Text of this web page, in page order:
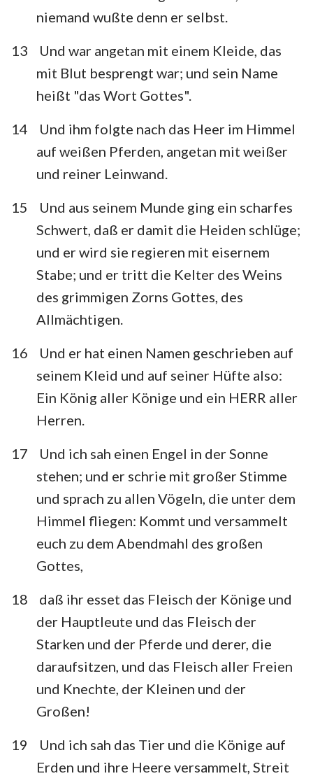
1 2 3 4 5 6
7
10
22
niemand wußte denn er selbst.
13
Und war angetan mit einem Kleide, das
mit Blut besprengt war; und sein Name
heißt "das Wort Gottes".
14
Und ihm folgte nach das Heer im Himmel
auf weißen Pferden, angetan mit weißer
und reiner Leinwand.
15
Und aus seinem Munde ging ein scharfes
Schwert, daß er damit die Heiden schlüge;
und er wird sie regieren mit eisernem
Stabe; und er tritt die Kelter des Weins
des grimmigen Zorns Gottes, des
Allmächtigen.
16
Und er hat einen Namen geschrieben auf
seinem Kleid und auf seiner Hüfte also:
Ein König aller Könige und ein HERR aller
Herren.
17
Und ich sah einen Engel in der Sonne
stehen; und er schrie mit großer Stimme
und sprach zu allen Vögeln, die unter dem
Himmel fliegen: Kommt und versammelt
euch zu dem Abendmahl des großen
Gottes,
18
daß ihr esset das Fleisch der Könige und
der Hauptleute und das Fleisch der
Starken und der Pferde und derer, die
daraufsitzen, und das Fleisch aller Freien
und Knechte, der Kleinen und der
Großen!
19
Und ich sah das Tier und die Könige auf
Erden und ihre Heere versammelt, Streit